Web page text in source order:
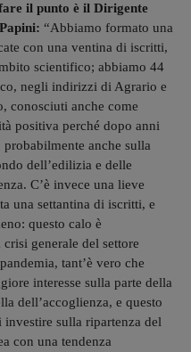
il punto è il Dirigente
“Abbiamo formato una
con una ventina di iscritti,
scientifico; abbiamo 44
negli indirizzi di Agrario e
conosciuti anche come
positiva perché dopo anni
anche sulla
dell’edilizia e delle
C’è invece una lieve
una settantina di iscritti, e
questo calo è
generale del settore
tant’è vero che
interesse sulla parte della
dell’accoglienza, e questo
investire sulla ripartenza del
con una tendenza